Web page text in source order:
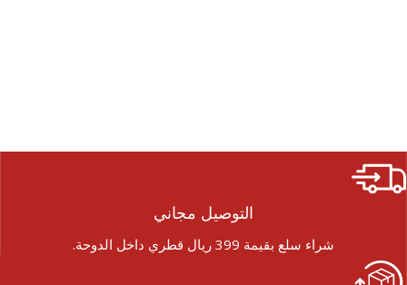
التوصيل مجاني
شراء سلع بقيمة 399 ريال قطري داخل الدوحة.